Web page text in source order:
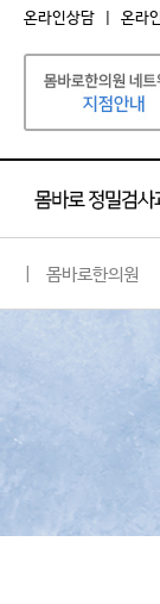
온라인상담 온라
| 몸바로한의원